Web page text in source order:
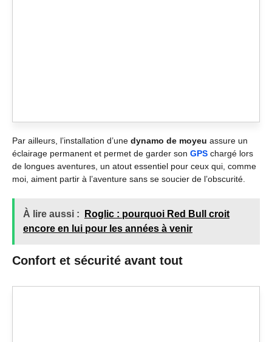
Par ailleurs, l’installation d’une dynamo de moyeu assure un
éclairage permanent et permet de garder son GPS chargé lors
de longues aventures, un atout essentiel pour ceux qui, comme
moi, aiment partir à l’aventure sans se soucier de l’obscurité.
À lire aussi :
Roglic : pourquoi Red Bull croit
encore en lui pour les années à venir
Confort et sécurité avant tout